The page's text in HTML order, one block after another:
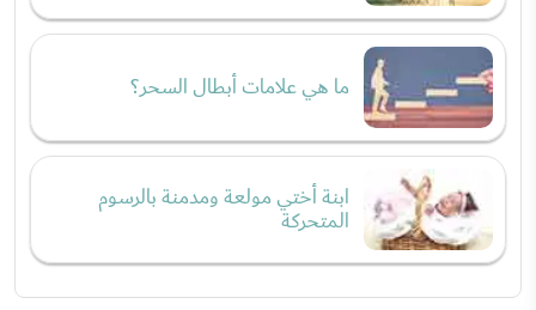
ما هي علامات أبطال السحر؟
ابنة أختي مولعة ومدمنة بالرسوم
المتحركة